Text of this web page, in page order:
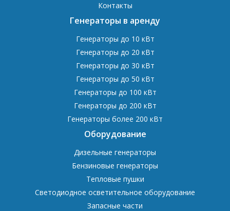
Контакты
Генераторы в аренду
Генераторы до 10 кВт
Генераторы до 20 кВт
Генераторы до 30 кВт
Генераторы до 50 кВт
Генераторы до 100 кВт
Генераторы до 200 кВт
Генераторы более 200 кВт
Оборудование
Дизельные генераторы
Бензиновые генераторы
Тепловые пушки
Светодиодное осветительное оборудование
Запасные части